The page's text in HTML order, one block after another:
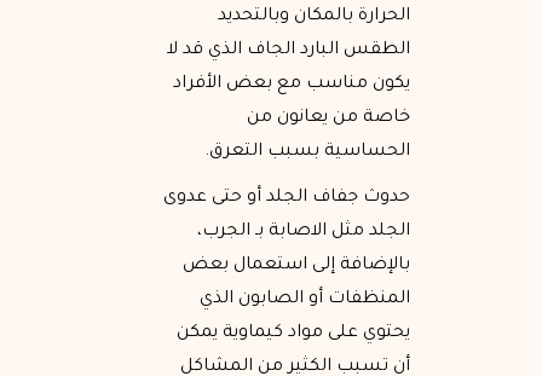
الحرارة بالمكان وبالتحديد
الطقس البارد الجاف الذي قد لا
يكون مناسب مع بعض الأفراد
خاصة من يعانون من
الحساسية بسبب التعرق.
حدوث جفاف الجلد أو حتى عدوى
الجلد مثل الاصابة بـ الجرب،
بالإضافة إلى استعمال بعض
المنظفات أو الصابون الذي
يحتوي على مواد كيماوية يمكن
أن تسبب الكثير من المشاكل